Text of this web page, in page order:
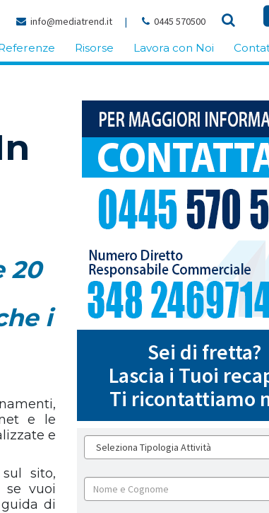
info@mediatrend.it | 0445 570500
Risorse Lavora con Noi
20
i
e le
e
sito,
se vuoi
di
Sei di fretta?
Lascia i Tuoi
Ti ricontattiamo